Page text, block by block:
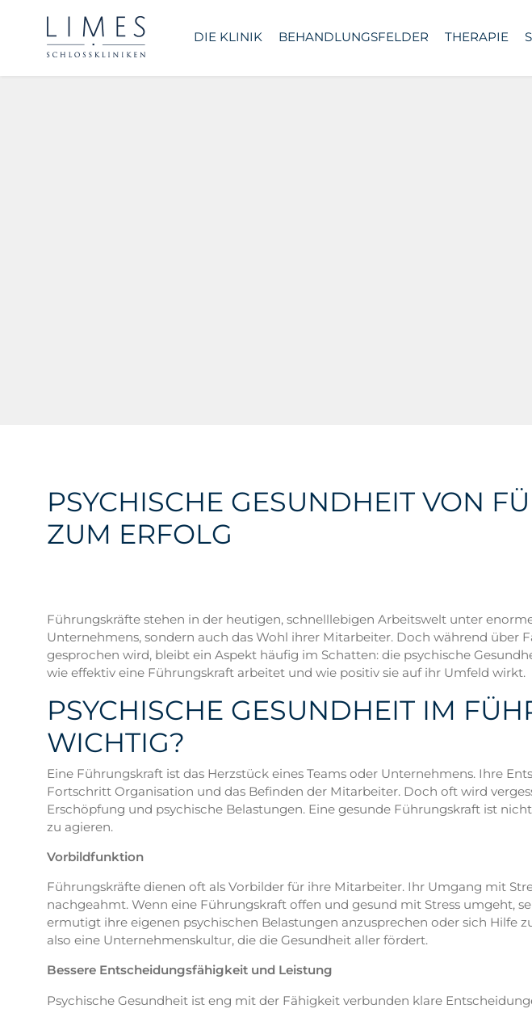
DIE KLINIK BEHANDLUNGSFELDER THERAPIE
PSYCHISCHE GESUNDHEIT VON
ZUM ERFOLG
Führungskräfte stehen in der heutigen, schnelllebigen Arbeitswelt unter
Unternehmens, sondern auch das Wohl ihrer Mitarbeiter. Doch während
gesprochen wird, bleibt ein Aspekt häufig im Schatten: die psychische
wie effektiv eine Führungskraft arbeitet und wie positiv sie auf ihr Umfeld wirkt.
PSYCHISCHE GESUNDHEIT IM
WICHTIG?
Eine Führungskraft ist das Herzstück eines Teams oder Unternehmens. Ihre
Fortschritt Organisation und das Befinden der Mitarbeiter. Doch oft wird
Erschöpfung und psychische Belastungen. Eine gesunde Führungskraft ist
zu agieren.
Vorbildfunktion
Führungskräfte dienen oft als Vorbilder für ihre Mitarbeiter. Ihr Umgang mit
nachgeahmt. Wenn eine Führungskraft offen und gesund mit Stress umgeht,
ermutigt ihre eigenen psychischen Belastungen anzusprechen oder sich Hilfe
also eine Unternehmenskultur, die die Gesundheit aller fördert.
Bessere Entscheidungsfähigkeit und Leistung
Psychische Gesundheit ist eng mit der Fähigkeit verbunden klare